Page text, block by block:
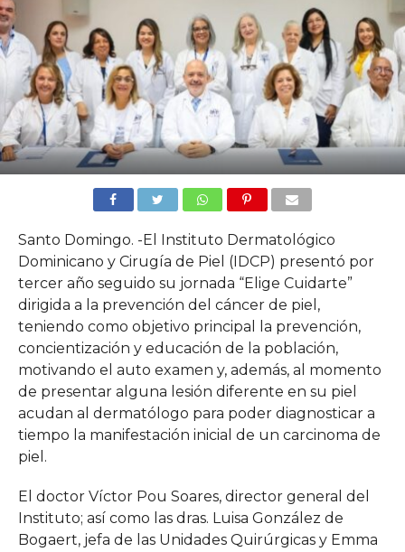
Santo Domingo. -El Instituto Dermatológico
Dominicano y Cirugía de Piel (IDCP) presentó por
tercer año seguido su jornada “Elige Cuidarte”
dirigida a la prevención del cáncer de piel,
teniendo como objetivo principal la prevención,
concientización y educación de la población,
motivando el auto examen y, además, al momento
de presentar alguna lesión diferente en su piel
acudan al dermatólogo para poder diagnosticar a
tiempo la manifestación inicial de un carcinoma de
piel.
El doctor Víctor Pou Soares, director general del
Instituto; así como las dras. Luisa González de
Bogaert, jefa de las Unidades Quirúrgicas y Emma